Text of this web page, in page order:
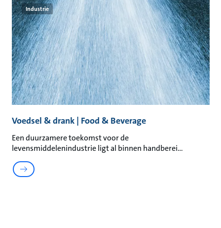
Industrie
Voedsel & drank | Food & Beverage
Een duurzamere toekomst voor de
levensmiddelenindustrie ligt al binnen handberei